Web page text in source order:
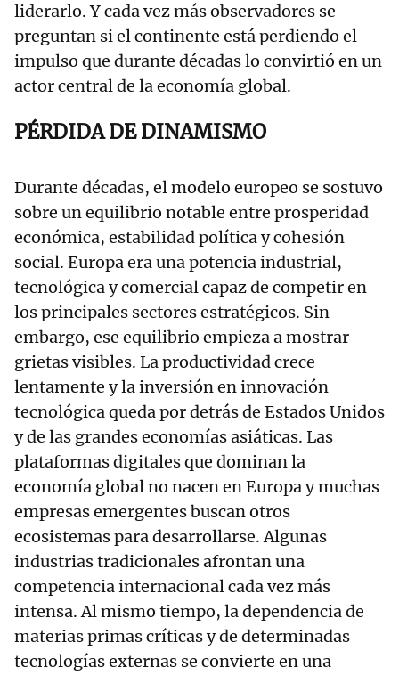
liderarlo. Y cada vez más observadores se
preguntan si el continente está perdiendo el
impulso que durante décadas lo convirtió en un
actor central de la economía global.
PÉRDIDA DE DINAMISMO
Durante décadas, el modelo europeo se sostuvo
sobre un equilibrio notable entre prosperidad
económica, estabilidad política y cohesión
social. Europa era una potencia industrial,
tecnológica y comercial capaz de competir en
los principales sectores estratégicos. Sin
embargo, ese equilibrio empieza a mostrar
grietas visibles. La productividad crece
lentamente y la inversión en innovación
tecnológica queda por detrás de Estados Unidos
y de las grandes economías asiáticas. Las
plataformas digitales que dominan la
economía global no nacen en Europa y muchas
empresas emergentes buscan otros
ecosistemas para desarrollarse. Algunas
industrias tradicionales afrontan una
competencia internacional cada vez más
intensa. Al mismo tiempo, la dependencia de
materias primas críticas y de determinadas
tecnologías externas se convierte en una